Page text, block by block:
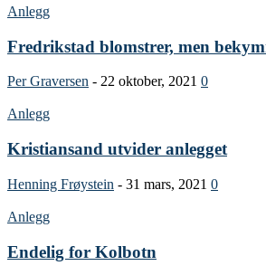
Anlegg
Fredrikstad blomstrer, men
Per Graversen - 22 oktober, 2021 0
Anlegg
Kristiansand utvider anlegget
Henning Frøystein - 31 mars, 2021 0
Anlegg
Endelig for Kolbotn